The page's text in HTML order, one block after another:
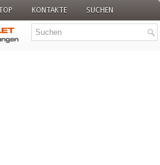
KONTAKTE SUCHEN